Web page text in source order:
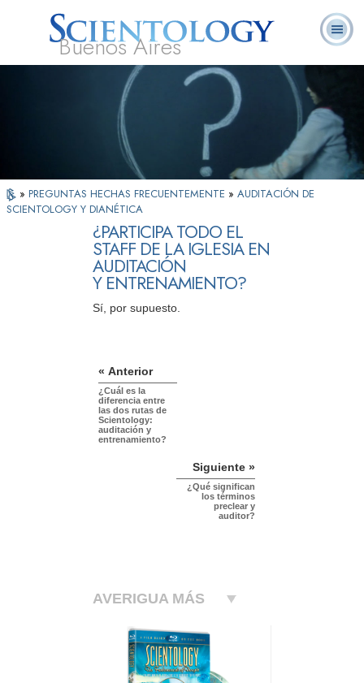
Buenos Aires
¿Qué es
Scientology?
Ministros
Voluntarios
Preguntas
Frecuentes
» PREGUNTAS HECHAS FRECUENTEMENTE » AUDITACIÓN DE
SCIENTOLOGY Y DIANÉTICA
¿PARTICIPA TODO EL
STAFF DE LA IGLESIA EN
AUDITACIÓN
Y ENTRENAMIENTO?
Sí, por supuesto.
« Anterior
¿Cuál es la
diferencia entre
las dos rutas de
Scientology:
auditación y
entrenamiento?
Siguiente »
¿Qué significan
los términos
preclear y
auditor?
AVERIGUA MÁS